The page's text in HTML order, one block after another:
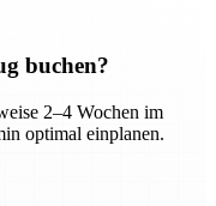
buchen?
2–4 Wochen im
optimal einplanen.